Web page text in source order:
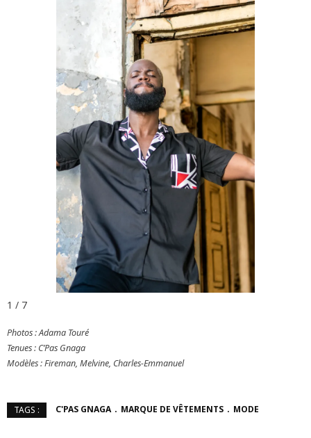
1 / 7
Photos : Adama Touré
Tenues : C’Pas Gnaga
Modèles : Fireman, Melvine, Charles-Emmanuel
TAGS : C'PAS GNAGA MARQUE DE VÊTEMENTS MODE